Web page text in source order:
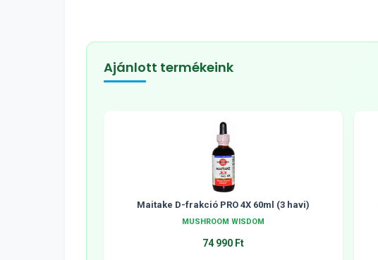
Ajánlott termékeink
Maitake D-frakció PRO 4X 60ml (3 havi)
MUSHROOM WISDOM
74 990 Ft